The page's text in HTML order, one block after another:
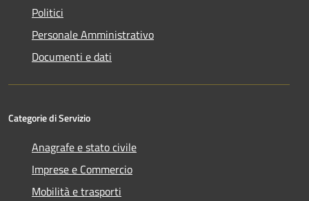
Politici
Personale Amministrativo
Documenti e dati
Categorie di Servizio
Anagrafe e stato civile
Imprese e Commercio
Mobilità e trasporti